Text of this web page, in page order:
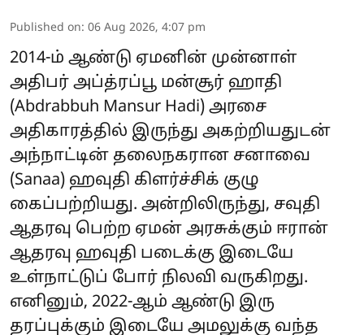
Published on: 06 Aug 2026, 4:07 pm
2014-ம் ஆண்டு ஏமனின் முன்னாள்
அதிபர் அப்த்ரப்பூ மன்சூர் ஹாதி
(Abdrabbuh Mansur Hadi) அரசை
அதிகாரத்தில் இருந்து அகற்றியதுடன்
அந்நாட்டின் தலைநகரான சனாவை
(Sanaa) ஹவுதி கிளர்ச்சிக் குழு
கைப்பற்றியது. அன்றிலிருந்து, சவுதி
ஆதரவு பெற்ற ஏமன் அரசுக்கும் ஈரான்
ஆதரவு ஹவுதி படைக்கு இடையே
உள்நாட்டுப் போர் நிலவி வருகிறது.
எனினும், 2022-ஆம் ஆண்டு இரு
தரப்புக்கும் இடையே அமலுக்கு வந்த